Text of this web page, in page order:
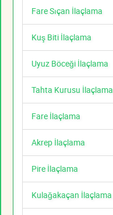
Fare Sıçan İlaçlama
Kuş Biti İlaçlama
Uyuz Böceği İlaçlama
Tahta Kurusu İlaçlama
Fare İlaçlama
Akrep İlaçlama
Pire İlaçlama
Kulağakaçan İlaçlama